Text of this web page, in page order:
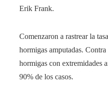
Erik Frank.
Comenzaron a rastrear la
hormigas amputadas.
hormigas con extremidades
90% de los casos.